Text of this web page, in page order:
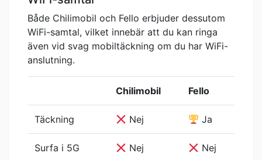
Både Chilimobil och Fello erbjuder dessutom
WiFi-samtal, vilket innebär att du kan ringa
även vid svag mobiltäckning om du har WiFi-
anslutning.
Chilimobil Fello
Täckning Nej Ja
Surfa i 5G Nej Nej